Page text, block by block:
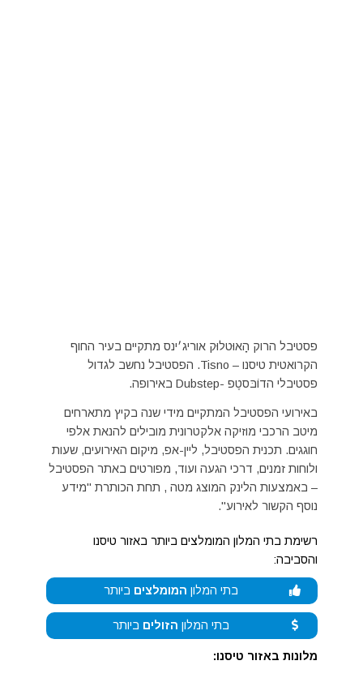
פסטיבל הרוק הָאוּטלוּק אוריג׳ינס מתקיים בעיר החוף
הקרואטית טיסנו – Tisno. הפסטיבל נחשב לגדול
פסטיבלי הדוֹבּסטֶפ -Dubstep באירופה.
באירועי הפסטיבל המתקיים מידי שנה בקיץ מתארחים
מיטב הרכבי מוזיקה אלקטרונית מובילים להנאת אלפי
חוגגים. תכנית הפסטיבל, ליין-אפ, מיקום האירועים, שעות
ולוחות זמנים, דרכי הגעה ועוד, מפורטים באתר הפסטיבל
– באמצעות הלינק המוצג מטה , תחת הכותרת "מידע
נוסף הקשור לאירוע".
רשימת בתי המלון המומלצים ביותר באזור טיסנו
והסביבה:
בתי המלון המומלצים ביותר
בתי המלון הזולים ביותר
מלונות באזור טיסנו: